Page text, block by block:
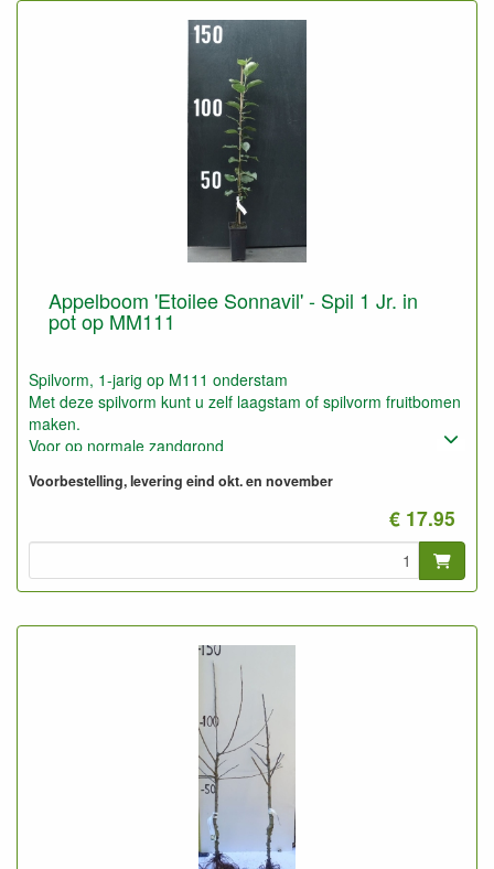
Appelboom 'Etoilee Sonnavil' - Spil 1 Jr. in
pot op MM111
Spilvorm, 1-jarig op M111 onderstam
Met deze spilvorm kunt u zelf laagstam of spilvorm fruitbomen
maken.
Voor op normale zandgrond
2,5 meter).
Op zeer goede gronden ook geschikt voor Halfstam.
MM111 is een gezonde en goed winterharde onderstam
Voorbestelling, levering eind okt. en november
€ 17.95